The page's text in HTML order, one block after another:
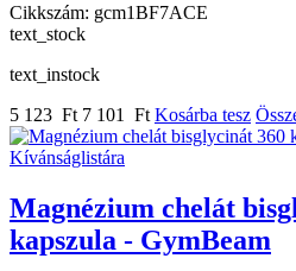
Cikkszám: gcm1BF7ACE
text_stock
text_instock
5 123 Ft 7 101 Ft Kosárba tesz
Kívánságlistára
Magnézium chelát
kapszula - GymBeam